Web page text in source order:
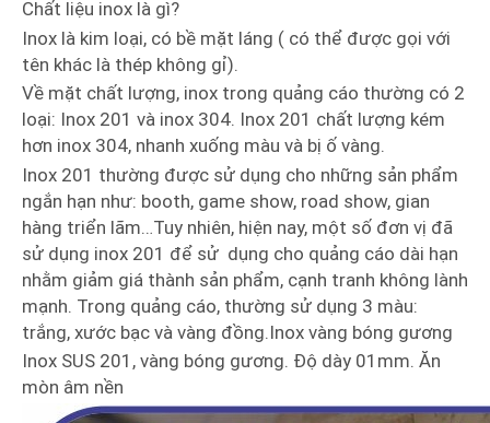
Chất liệu inox là gì?
Inox là kim loại, có bề mặt láng ( có thể được gọi với
tên khác là thép không gỉ).
Về mặt chất lượng, inox trong quảng cáo thường có 2
loại: Inox 201 và inox 304. Inox 201 chất lượng kém
hơn inox 304, nhanh xuống màu và bị ố vàng.
Inox 201 thường được sử dụng cho những sản phẩm
ngắn hạn như: booth, game show, road show, gian
hàng triển lãm…Tuy nhiên, hiện nay, một số đơn vị đã
sử dụng inox 201 để sử dụng cho quảng cáo dài hạn
nhằm giảm giá thành sản phẩm, cạnh tranh không lành
mạnh. Trong quảng cáo, thường sử dụng 3 màu:
trắng, xước bạc và vàng đồng.Inox vàng bóng gương
Inox SUS 201, vàng bóng gương. Độ dày 01mm. Ăn
mòn âm nền